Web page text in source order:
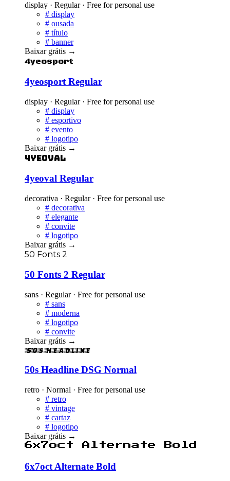
display · Regular · Free for personal use
# display
# ousada
# título
# banner
Baixar grátis →
4yeosport
4yeosport Regular
display · Regular · Free for personal use
# display
# esportivo
# evento
# logotipo
Baixar grátis →
4yeoval
4yeoval Regular
decorativa · Regular · Free for personal use
# decorativa
# elegante
# convite
# logotipo
Baixar grátis →
50 Fonts 2
50 Fonts 2 Regular
sans · Regular · Free for personal use
# sans
# moderna
# logotipo
# convite
Baixar grátis →
50s Headline
50s Headline DSG Normal
retro · Normal · Free for personal use
# retro
# vintage
# cartaz
# logotipo
Baixar grátis →
6x7oct Alternate Bold
6x7oct Alternate Bold